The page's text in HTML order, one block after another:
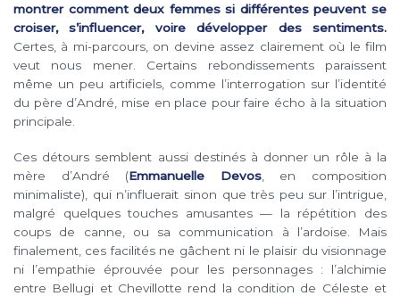
montrer comment deux femmes si différentes peuvent se
croiser, s’influencer, voire développer des sentiments.
Certes, à mi-parcours, on devine assez clairement où le film
veut nous mener. Certains rebondissements paraissent
même un peu artificiels, comme l’interrogation sur l’identité
du père d’André, mise en place pour faire écho à la situation
principale.
Ces détours semblent aussi destinés à donner un rôle à la
mère d’André (Emmanuelle Devos, en composition
minimaliste), qui n’influerait sinon que très peu sur l’intrigue,
malgré quelques touches amusantes — la répétition des
coups de canne, ou sa communication à l’ardoise. Mais
finalement, ces facilités ne gâchent ni le plaisir du visionnage
ni l’empathie éprouvée pour les personnages : l’alchimie
entre Bellugi et Chevillotte rend la condition de Céleste et